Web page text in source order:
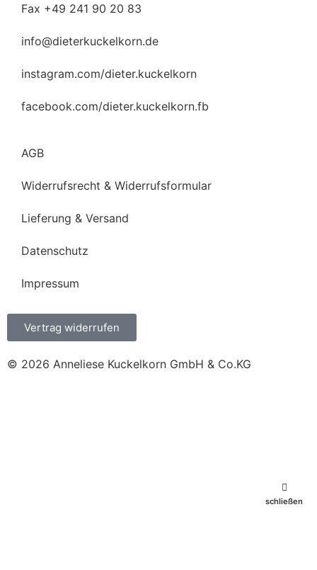
Fax +49 241 90 20 83
info@dieterkuckelkorn.de
instagram.com/dieter.kuckelkorn
facebook.com/dieter.kuckelkorn.fb
AGB
Widerrufsrecht & Widerrufsformular
Lieferung & Versand
Datenschutz
Impressum
Vertrag widerrufen
© 2026 Anneliese Kuckelkorn GmbH & Co.KG
schließen